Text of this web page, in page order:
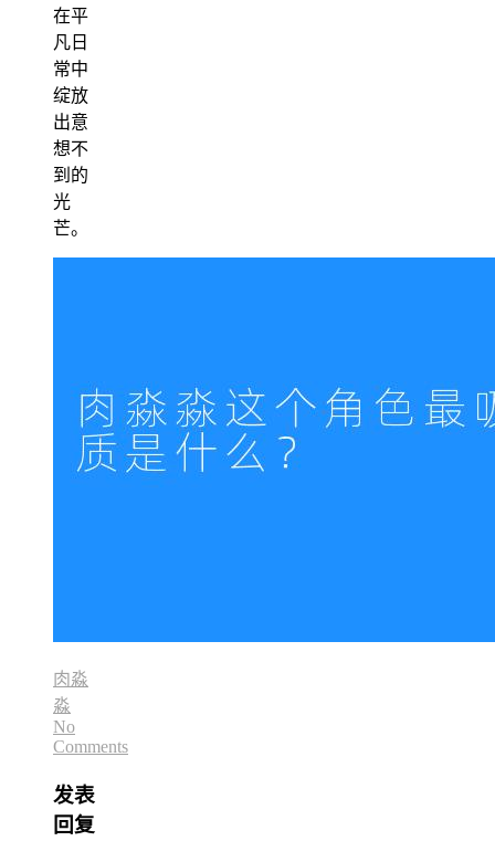
在平
凡日
常中
绽放
出意
想不
到的
光
芒。
肉淼
淼
No
Comments
发表
回复